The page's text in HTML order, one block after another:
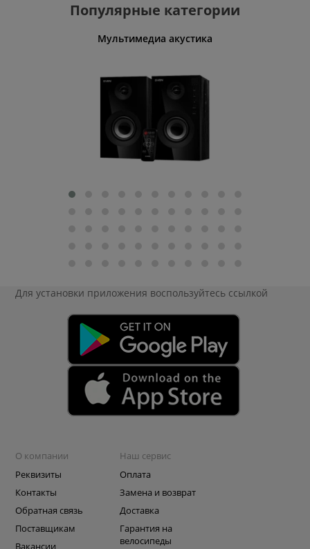
Популярные категории
Мультимедиа акустика
Для установки приложения воспользуйтесь ссылкой
О компании
Реквизиты
Контакты
Обратная связь
Поставщикам
Вакансии
Наш сервис
Оплата
Замена и возврат
Доставка
Гарантия на
велосипеды